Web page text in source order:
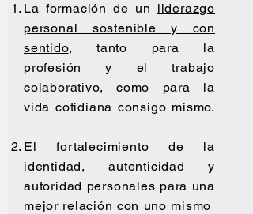
La formación de un liderazgo
personal sostenible y con
sentido, tanto para la
profesión y el trabajo
colaborativo, como para la
vida cotidiana consigo mismo.
El fortalecimiento de la
identidad, autenticidad y
autoridad personales para una
mejor relación con uno mismo